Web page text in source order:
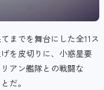
までを舞台にした全11ス
を皮切りに、小惑星要
アン艦隊との戦闘な
だ。